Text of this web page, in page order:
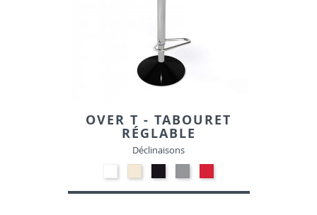
OVER T - TABOURET
RÉGLABLE
Déclinaisons
-
Blanc
-
Beige
-
Noir
-
Gris
-
Rouge